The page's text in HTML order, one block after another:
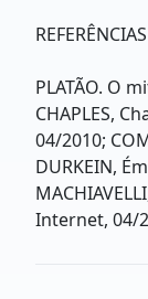
REFERÊNCIAS
PLATÃO. O
CHAPLES,
04/2010;
DURKEIN,
Internet, 04/